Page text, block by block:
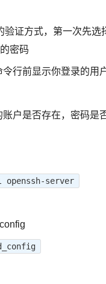
证方式，第一次先
密码
行前显示你登录的用
户是否存在，密码
server